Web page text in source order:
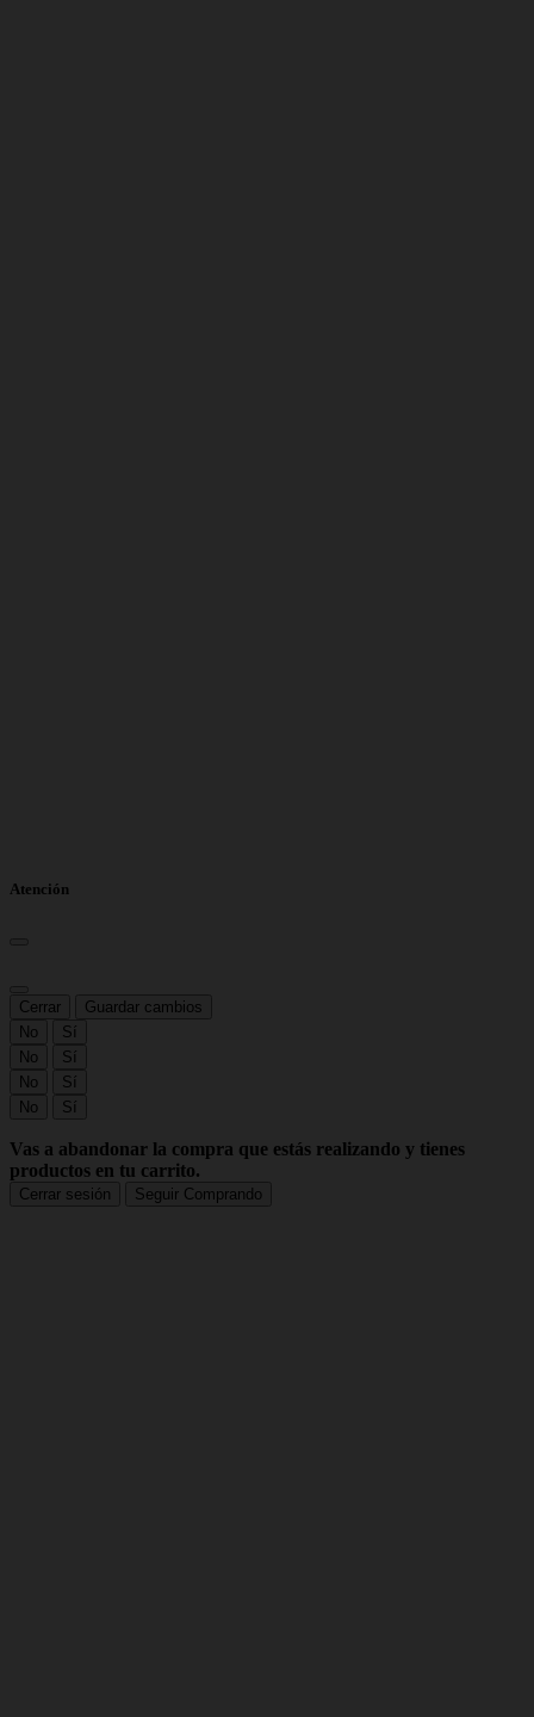
Atención
Cerrar
Guardar cambios
No
Sí
No
Sí
No
Sí
No
Sí
Vas a abandonar la compra que estás realizando y tienes
productos en tu carrito.
Cerrar sesión Seguir Comprando